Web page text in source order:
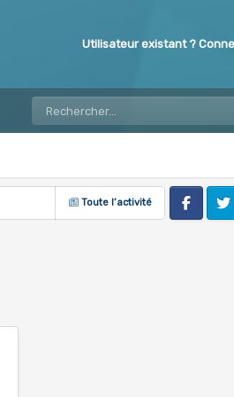
Utilisateur existant ?
Toute l’activité
Facebook